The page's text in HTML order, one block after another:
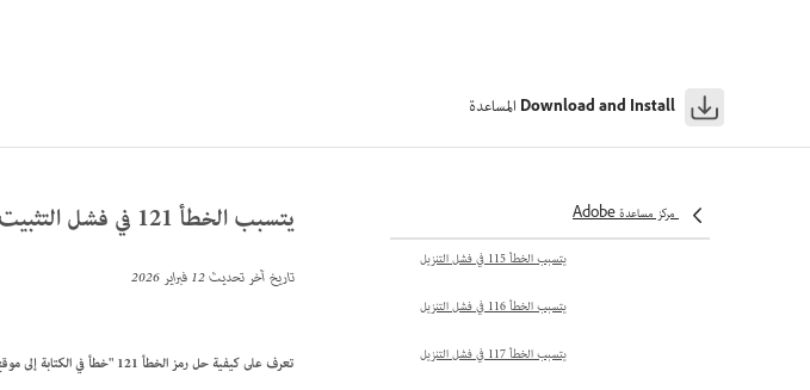
Download and Install المساعدة
مركز مساعدة Adobe
يتسبب الخطأ 110 في فشل التثبيت
يتسبب الخطأ 115 في فشل التنزيل
يتسبب الخطأ 116 في فشل التنزيل
يتسبب الخطأ 117 في فشل التنزيل
يتسبب الخطأ 121 في فشل التثبيت
تاريخ آخر تحديث12 فبراير 2026
تعرف على كيفية حل رمز الخطأ 121 "خطأ في الكتابة إلى موقع الملف المؤقت" أثناء تثبيت التطبيق.